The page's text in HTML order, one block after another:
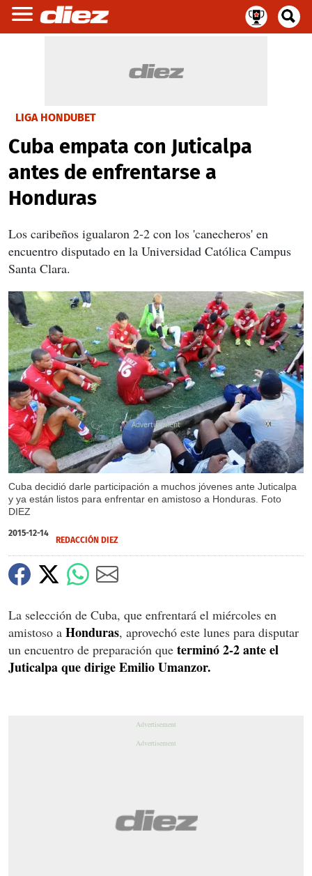
LIGA HONDUBET
Cuba empata con Juticalpa
antes de enfrentarse a
Honduras
Los caribeños igualaron 2-2 con los 'canecheros' en
encuentro disputado en la Universidad Católica Campus
Santa Clara.
Cuba decidió darle participación a muchos jóvenes ante Juticalpa
y ya están listos para enfrentar en amistoso a Honduras. Foto
DIEZ
X
X
2015-12-14
REDACCIÓN DIEZ
La selección de Cuba, que enfrentará el miércoles en
amistoso a Honduras, aprovechó este lunes para disputar
un encuentro de preparación que terminó 2-2 ante el
Juticalpa que dirige Emilio Umanzor.